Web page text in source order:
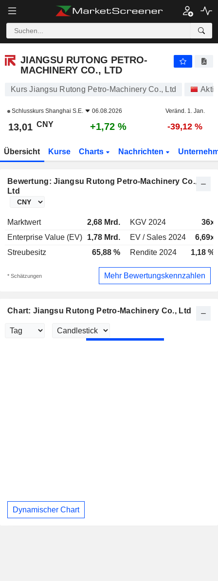
JIANGSU RUTONG PETRO-
MACHINERY CO., LTD
Kurs Jiangsu Rutong Petro-Machinery Co., Ltd
Schlusskurs Shanghai S.E. 06.08.2026 Veränd. 1. Jan.
13,01 CNY +1,72 % -39,12 %
Übersicht Kurse Charts Nachrichten
Bewertung: Jiangsu Rutong Petro-Machinery Co.,
Ltd
Marktwert 2,68 Mrd. KGV 2024
36x
Enterprise Value (EV)
1,78 Mrd. EV / Sales 2024
6,69x
Streubesitz
65,88 % Rendite 2024 1,18 %
* Schätzungen Mehr Bewertungskennzahlen
Chart: Jiangsu Rutong Petro-Machinery Co., Ltd
Dynamischer Chart